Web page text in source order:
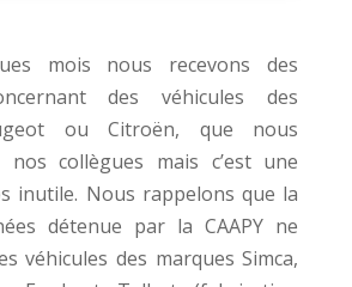
mois nous recevons des
des véhicules des
ou Citroën, que nous
collègues mais c’est une
inutile. Nous rappelons que la
détenue par la CAAPY ne
véhicules des marques Simca,